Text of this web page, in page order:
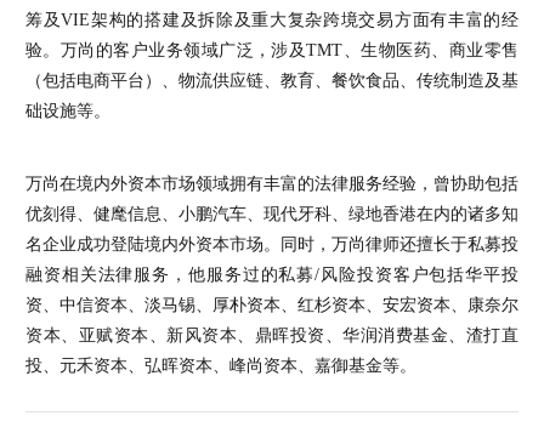
筹及VIE架构的搭建及拆除及重大复杂跨境交易方面有丰富的经
验。万尚的客户业务领域广泛，涉及TMT、生物医药、商业零售
（包括电商平台）、物流供应链、教育、餐饮食品、传统制造及基
础设施等。
万尚在境内外资本市场领域拥有丰富的法律服务经验，曾协助包括
优刻得、健麾信息、小鹏汽车、现代牙科、绿地香港在内的诸多知
名企业成功登陆境内外资本市场。同时，万尚律师还擅长于私募投
融资相关法律服务，他服务过的私募/风险投资客户包括华平投
资、中信资本、淡马锡、厚朴资本、红杉资本、安宏资本、康奈尔
资本、亚赋资本、新风资本、鼎晖投资、华润消费基金、渣打直
投、元禾资本、弘晖资本、峰尚资本、嘉御基金等。